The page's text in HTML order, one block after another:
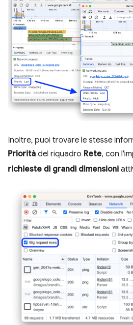
Inoltre, puoi trovare le stesse
Priorità del riquadro Rete, con
richieste di grandi dimensioni